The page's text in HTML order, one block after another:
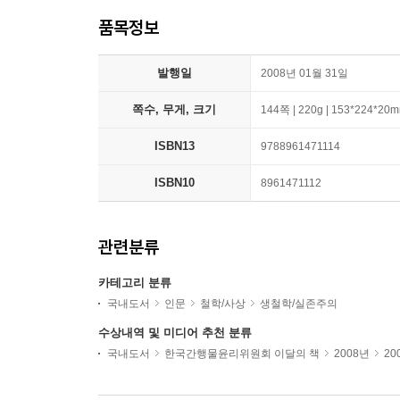
품목정보
발행일 2008년 01월 31일
쪽수, 무게, 크기 144쪽 | 220g |
ISBN13 9788961471114
ISBN10 8961471112
관련분류
카테고리 분류
국내도서 인문 철학/사상 생철학/실존주의
수상내역 및 미디어 추천 분류
국내도서 한국간행물윤리위원회 이달의 책 2008년